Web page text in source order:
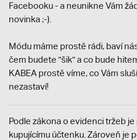
Facebooku - a neunikne Vám
novinka ;-).
Módu máme prostě rádi, baví
čem budete "šik" a co bude
KABEA prostě víme, co Vám
nezastaví!
Podle zákona o evidenci tržeb
kupujícímu účtenku. Zároveň je